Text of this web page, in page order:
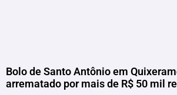
Bolo de Santo Antônio em
arrematado por mais de R$ 50 mil